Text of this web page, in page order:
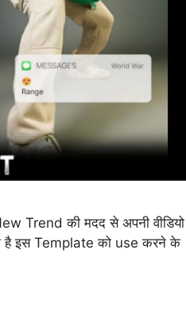
Trend की मदद से अपनी वीडियो
है इस Template को use करने के